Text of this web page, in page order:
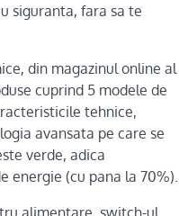
siguranta, fara sa te
din magazinul online al
cuprind 5 modele de
tehnice,
avansata pe care se
verde, adica
energie (cu pana la 70%).